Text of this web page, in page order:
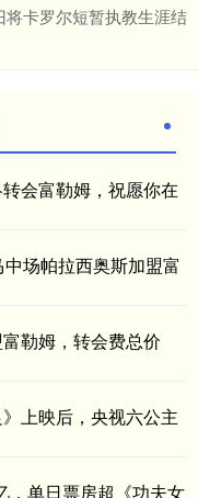
卡罗尔短暂执教生涯结
会富勒姆，祝愿你在
场帕拉西奥斯加盟富
勒姆，转会费总价
上映后，央视六公主
，单日票房超《功夫女